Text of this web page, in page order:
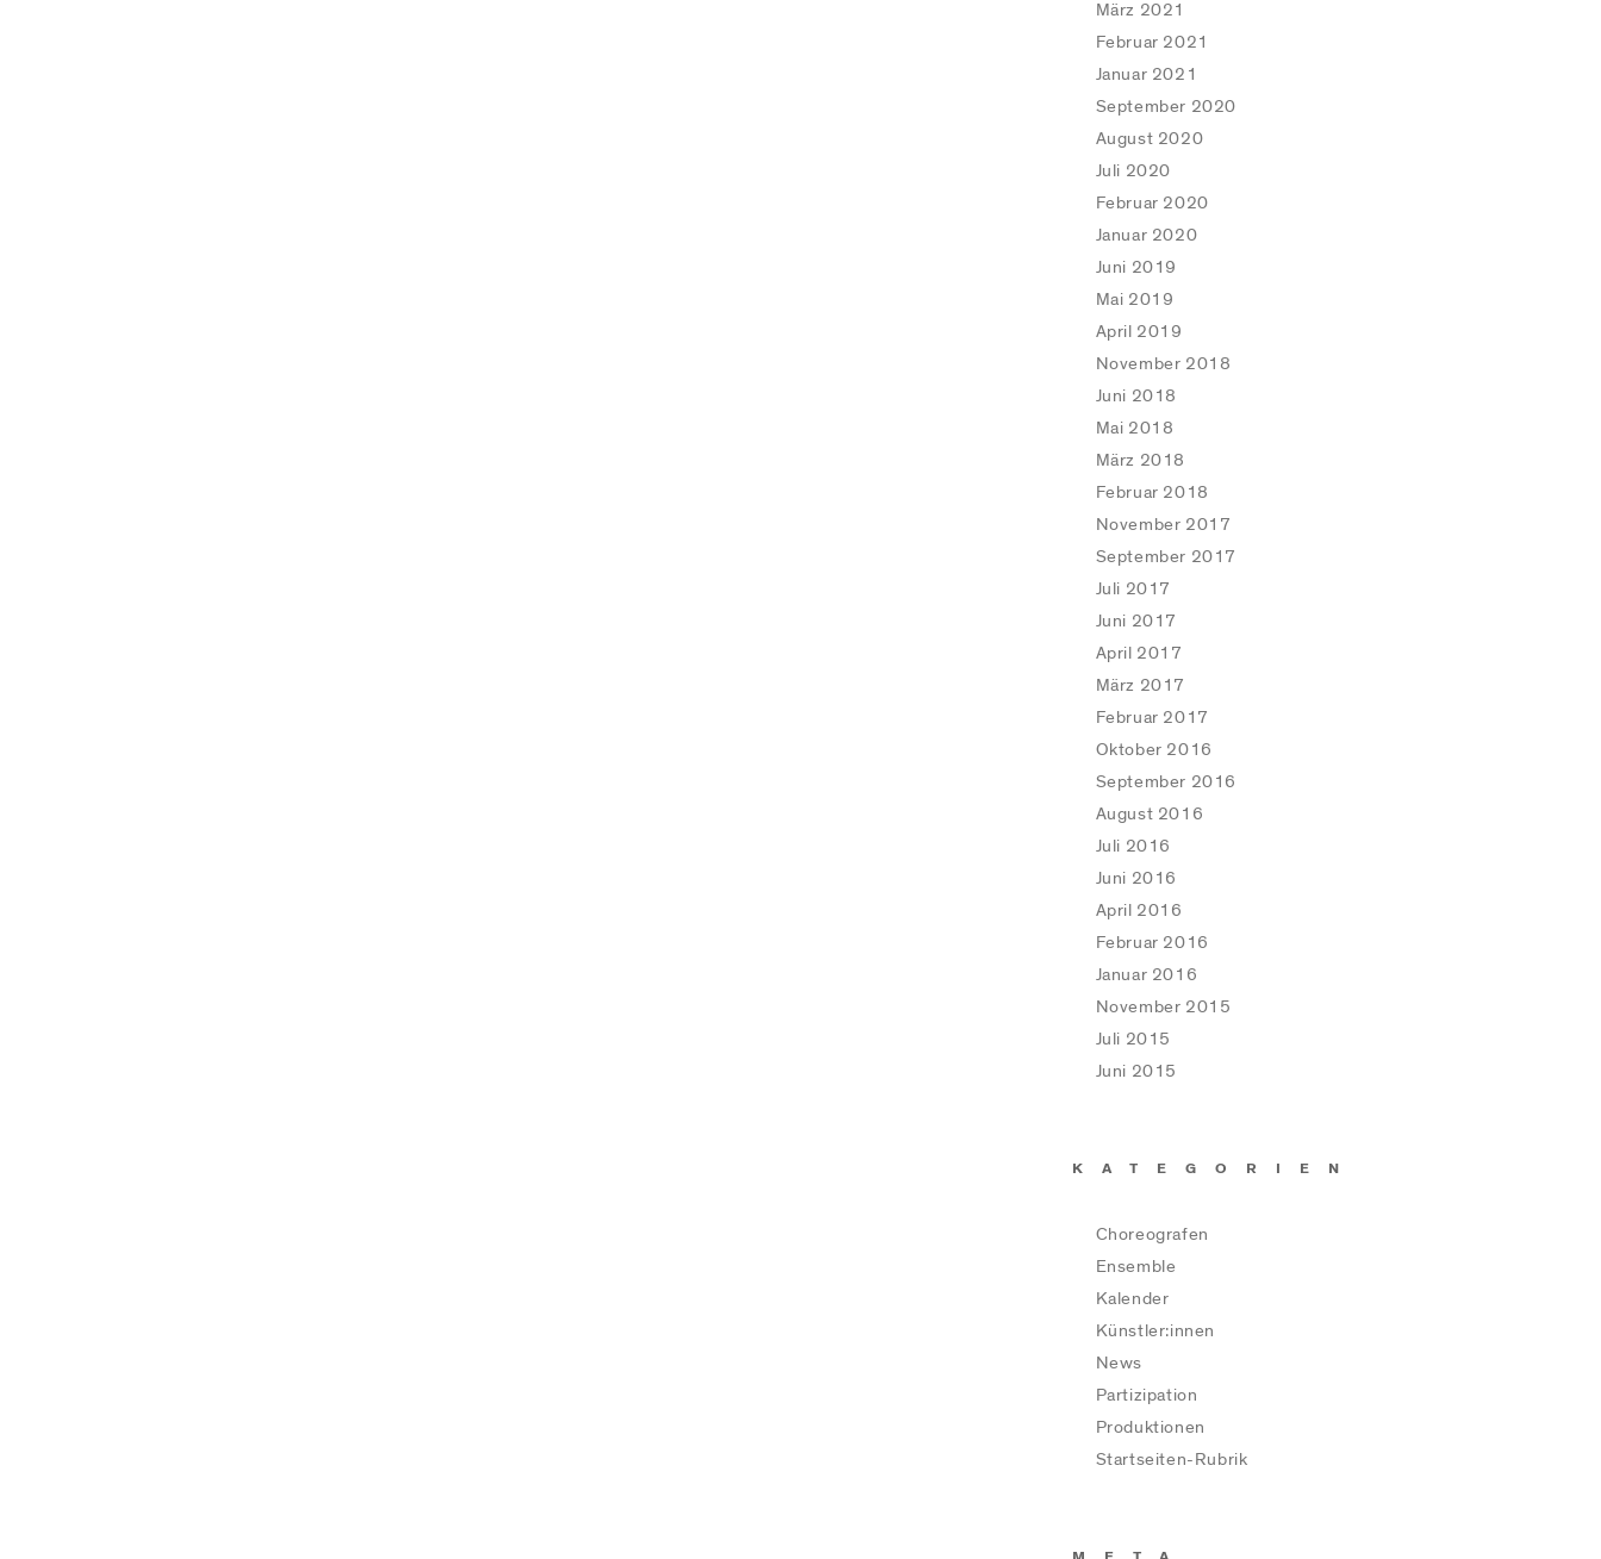
März 2021
Februar 2021
Januar 2021
September 2020
August 2020
Juli 2020
Februar 2020
Januar 2020
Juni 2019
Mai 2019
April 2019
November 2018
Juni 2018
Mai 2018
März 2018
Februar 2018
November 2017
September 2017
Juli 2017
Juni 2017
April 2017
März 2017
Februar 2017
Oktober 2016
September 2016
August 2016
Juli 2016
Juni 2016
April 2016
Februar 2016
Januar 2016
November 2015
Juli 2015
Juni 2015
KATEGORIEN
Choreografen
Ensemble
Kalender
Künstler:innen
News
Partizipation
Produktionen
Startseiten-Rubrik
META